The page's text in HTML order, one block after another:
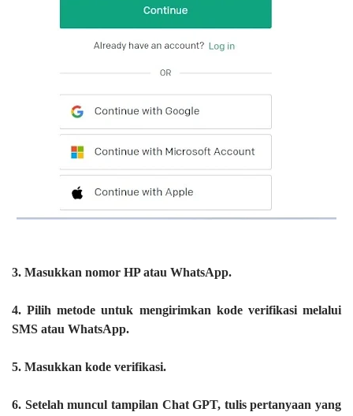
3. Masukkan nomor HP atau WhatsApp.
4. Pilih metode untuk mengirimkan kode verifikasi melalui
SMS atau WhatsApp.
5. Masukkan kode verifikasi.
6. Setelah muncul tampilan Chat GPT, tulis pertanyaan yang